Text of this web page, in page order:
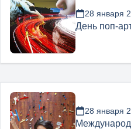
28 января
День поп-
28 января